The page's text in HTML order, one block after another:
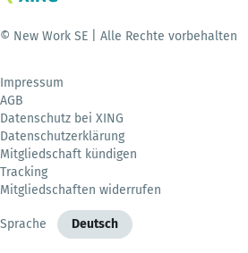
© New Work SE | Alle Rechte vorbehalten
Impressum
AGB
Datenschutz bei XING
Datenschutzerklärung
Mitgliedschaft kündigen
Tracking
Mitgliedschaften widerrufen
Sprache Deutsch